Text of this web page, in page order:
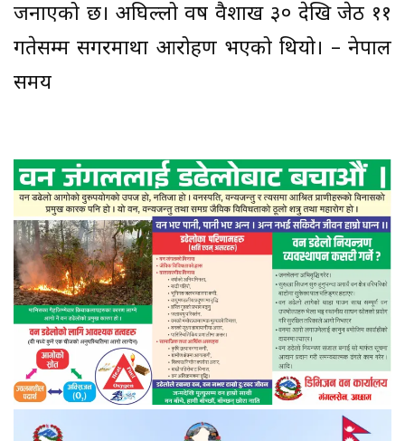
जनाएको छ। अघिल्लो वर्ष वैशाख ३० देखि जेठ ११
गतेसम्म सगरमाथा आरोहण भएको थियो। – नेपाल
समय